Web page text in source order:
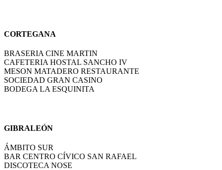
CORTEGANA
BRASERIA CINE MARTIN
CAFETERIA HOSTAL SANCHO IV
MESON MATADERO RESTAURANTE
SOCIEDAD GRAN CASINO
BODEGA LA ESQUINITA
GIBRALEÓN
ÁMBITO SUR
BAR CENTRO CÍVICO SAN RAFAEL
DISCOTECA NOSE